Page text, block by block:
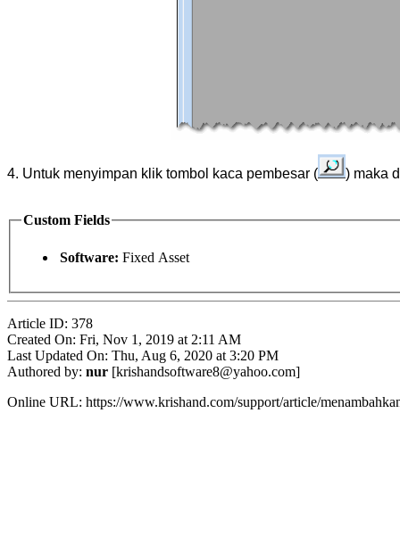
4. Untuk menyimpan klik tombol kaca pembesar ( ) maka
Custom Fields
Software: Fixed Asset
Article ID: 378
Created On: Fri, Nov 1, 2019 at 2:11 AM
Last Updated On: Thu, Aug 6, 2020 at 3:20 PM
Authored by: nur [krishandsoftware8@yahoo.com]
Online URL: https://www.krishand.com/support/article/